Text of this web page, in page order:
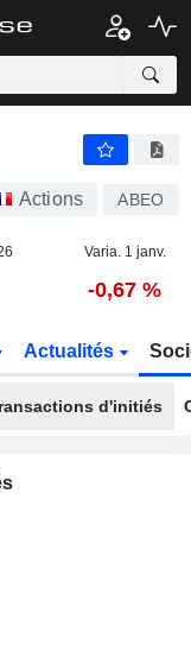
Actions ABEO
Varia. 1 janv.
-0,67 %
Actualités
d'initiés